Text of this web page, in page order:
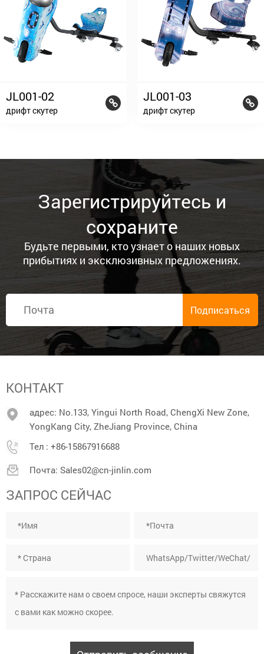
JL001-02
дрифт скутер
JL001-03
дрифт скутер
Зарегистрируйтесь и
сохраните
Будьте первыми, кто узнает о наших новых
прибытиях и эксклюзивных предложениях.
КОНТАКТ
адрес: No.133, Yingui North Road, ChengXi New Zone,
YongKang City, ZheJiang Province, China
Тел : +86-15867916688
Почта: Sales02@cn-jinlin.com
ЗАПРОС СЕЙЧАС